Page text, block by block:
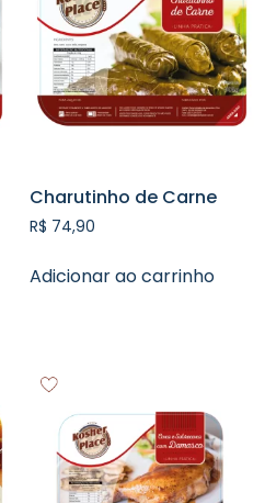
Charutinho de Carne
R$ 74,90
Adicionar ao carrinho